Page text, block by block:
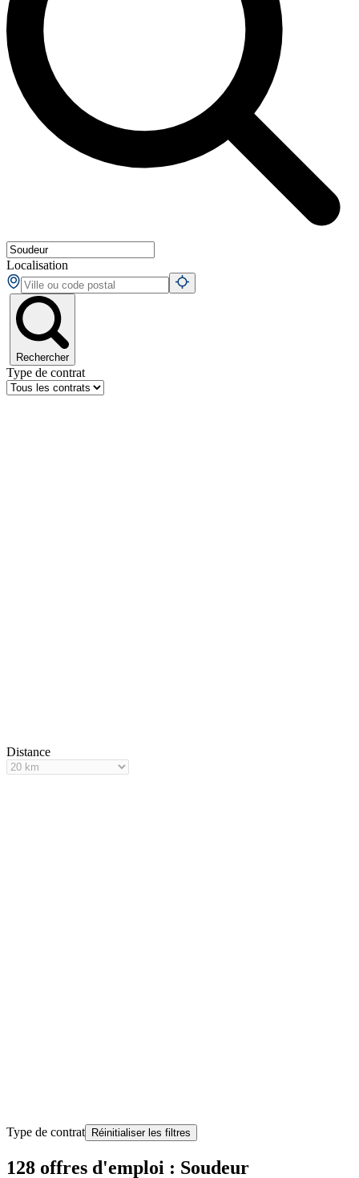
Localisation
Rechercher
Type de contrat
Distance
Type de contrat Réinitialiser les filtres
128 offres d'emploi : Soudeur